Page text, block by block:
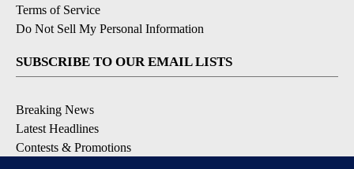
Terms of Service
Do Not Sell My Personal Information
SUBSCRIBE TO OUR EMAIL LISTS
Breaking News
Latest Headlines
Contests & Promotions